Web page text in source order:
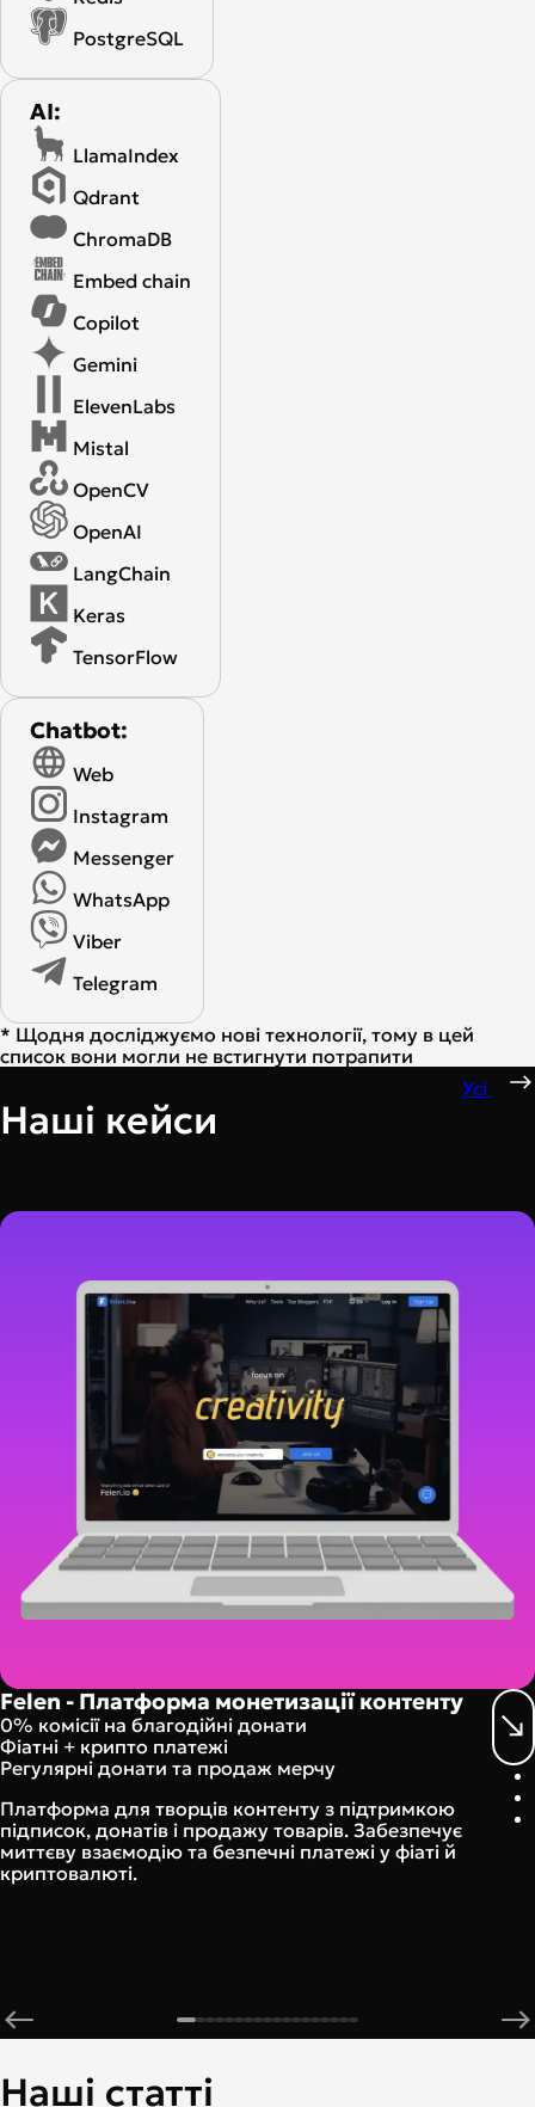
PostgreSQL
AI:
LlamaIndex
Qdrant
ChromaDB
Embed chain
Copilot
Gemini
ElevenLabs
Mistal
OpenCV
OpenAI
LangChain
Keras
TensorFlow
Chatbot:
Web
Instagram
Messenger
WhatsApp
Viber
Telegram
* Щодня досліджуємо нові технології, тому в цей
список вони могли не встигнути потрапити
Наші кейси
Усі
Felen - Платформа монетизації контенту
0% комісії на благодійні донати
Фіатні + крипто платежі
Регулярні донати та продаж мерчу
Платформа для творців контенту з підтримкою
підписок, донатів і продажу товарів. Забезпечує
миттєву взаємодію та безпечні платежі у фіаті й
криптовалюті.
Наші статті